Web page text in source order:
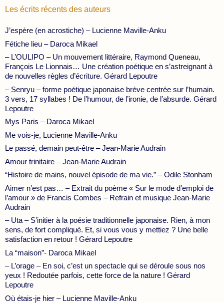
Les écrits récents des auteurs
J’espère (en acrostiche) – Lucienne Maville-Anku
Fétiche lieu – Daroca Mikael
– L’OULIPO – Un mouvement littéraire, Raymond Queneau,
François Le Lionnais… Une création poétique en s’astreignant à
de nouvelles règles d’écriture. Gérard Lepoutre
– Senryu – forme poétique japonaise brève centrée sur l’humain.
3 vers, 17 syllabes ! De l’humour, de l’ironie, de l’absurde. Gérard
Lepoutre
Mys Paris – Daroca Mikael
Me vois-je, Lucienne Maville-Anku
Le passé, demain peut-être – Jean-Marie Audrain
Amour trinitaire – Jean-Marie Audrain
“Histoire de mains, nouvel épisode de ma vie.” – Odile Stonham
Aimer n’est pas… – Extrait du poème « Sur le mode d’emploi de
l’amour » de Francis Combes – Refrain et musique Jean-Marie
Audrain
– Uta – S’initier à la poésie traditionnelle japonaise. Rien, à mon
sens, de fort compliqué. Et, si vous vous y mettiez ? Une belle
satisfaction en retour ! Gérard Lepoutre
La “maison”- Daroca Mikael
– L’orage – En soi, c’est un spectacle qui se déroule sous nos
yeux ! Redoutée parfois, cette force de la nature ! Gérard
Lepoutre
Où étais-je hier – Lucienne Maville-Anku